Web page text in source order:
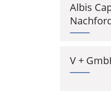
Albis
V +